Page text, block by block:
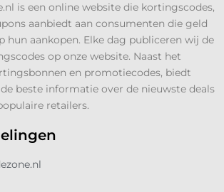
is een online website die kortingscodes,
aanbiedt aan consumenten die geld
hun aankopen. Elke dag publiceren wij de
op onze website. Naast het
en promotiecodes, biedt
beste informatie over de nieuwste deals
retailers.